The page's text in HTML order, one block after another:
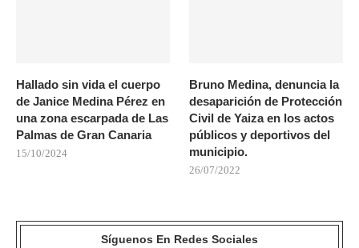
Hallado sin vida el cuerpo
de Janice Medina Pérez en
una zona escarpada de Las
Palmas de Gran Canaria
15/10/2024
Bruno Medina, denuncia la
desaparición de Protección
Civil de Yaiza en los actos
públicos y deportivos del
municipio.
26/07/2022
Síguenos En Redes Sociales